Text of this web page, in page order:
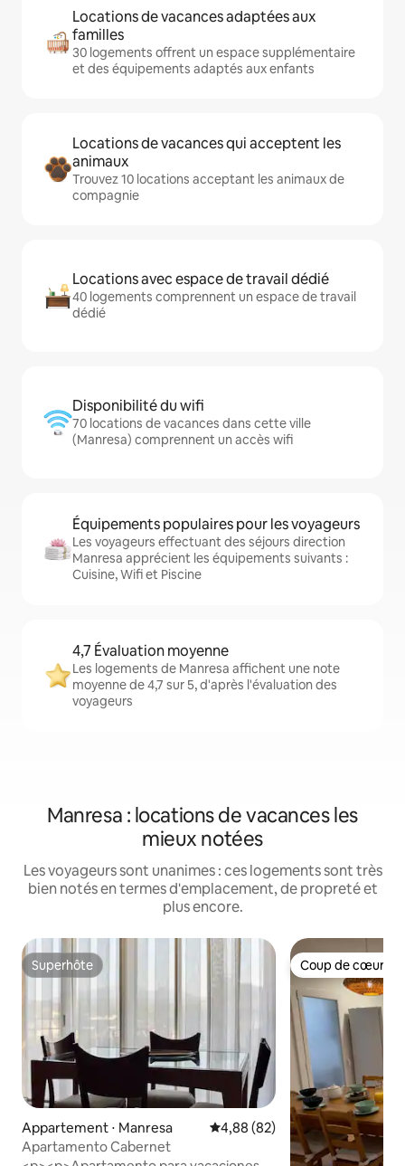
Locations de vacances adaptées aux
familles
30 logements offrent un espace supplémentaire
et des équipements adaptés aux enfants
Locations de vacances qui acceptent les
animaux
Trouvez 10 locations acceptant les animaux de
compagnie
Locations avec espace de travail dédié
40 logements comprennent un espace de travail
dédié
Disponibilité du wifi
70 locations de vacances dans cette ville
(Manresa) comprennent un accès wifi
Équipements populaires pour les voyageurs
Les voyageurs effectuant des séjours direction
Manresa apprécient les équipements suivants :
Cuisine, Wifi et Piscine
4,7 Évaluation moyenne
Les logements de Manresa affichent une note
moyenne de 4,7 sur 5, d'après l'évaluation des
voyageurs
Manresa : locations de vacances les
mieux notées
Les voyageurs sont unanimes : ces logements sont très
bien notés en termes d'emplacement, de propreté et
plus encore.
Superhôte
Superhôte
Appartement ⋅ Manresa Évaluation moyenne sur la
4,88 (82)
Apartamento Cabernet
Coup de cœur
Coup de cœur